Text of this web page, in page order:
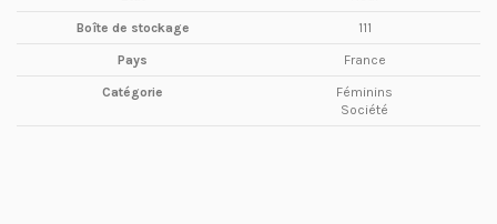
Boîte de stockage 111
Pays France
Catégorie
Féminins
Société